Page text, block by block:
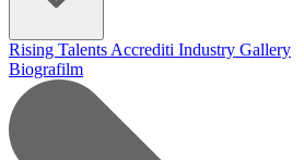
Rising Talents Accrediti Industry Gallery
Biografilm